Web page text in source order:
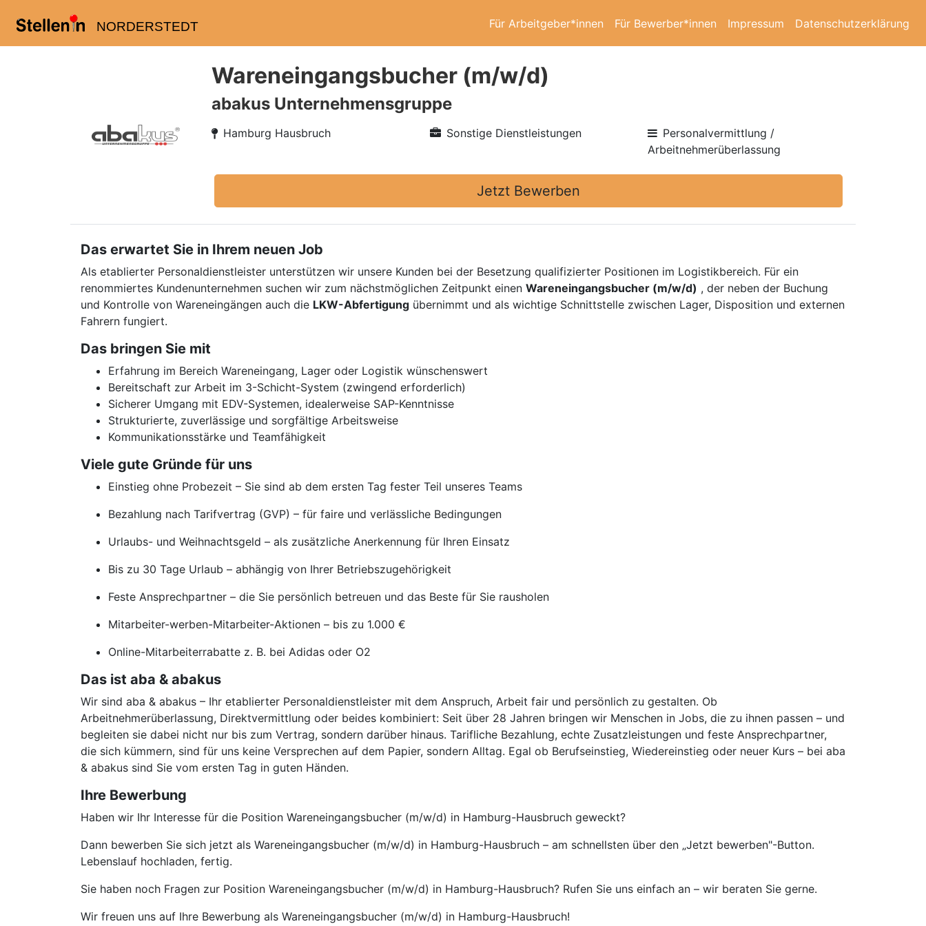
NORDERSTEDT Für Arbeitgeber*innen Für Bewerber*innen Impressum Datenschutzerklärung
Wareneingangsbucher (m/w/d)
abakus Unternehmensgruppe
Hamburg Hausbruch Sonstige Dienstleistungen
Personalvermittlung /
Arbeitnehmerüberlassung
Jetzt Bewerben
Das erwartet Sie in Ihrem neuen Job
Als etablierter Personaldienstleister unterstützen wir unsere Kunden bei der Besetzung qualifizierter Positionen im Logistikbereich. Für ein
renommiertes Kundenunternehmen suchen wir zum nächstmöglichen Zeitpunkt einen Wareneingangsbucher (m/w/d) , der neben der Buchung
und Kontrolle von Wareneingängen auch die LKW-Abfertigung übernimmt und als wichtige Schnittstelle zwischen Lager, Disposition und externen
Fahrern fungiert.
Das bringen Sie mit
Erfahrung im Bereich Wareneingang, Lager oder Logistik wünschenswert
Bereitschaft zur Arbeit im 3-Schicht-System (zwingend erforderlich)
Sicherer Umgang mit EDV-Systemen, idealerweise SAP-Kenntnisse
Strukturierte, zuverlässige und sorgfältige Arbeitsweise
Kommunikationsstärke und Teamfähigkeit
Viele gute Gründe für uns
Einstieg ohne Probezeit – Sie sind ab dem ersten Tag fester Teil unseres Teams
Bezahlung nach Tarifvertrag (GVP) – für faire und verlässliche Bedingungen
Urlaubs- und Weihnachtsgeld – als zusätzliche Anerkennung für Ihren Einsatz
Bis zu 30 Tage Urlaub – abhängig von Ihrer Betriebszugehörigkeit
Feste Ansprechpartner – die Sie persönlich betreuen und das Beste für Sie rausholen
Mitarbeiter-werben-Mitarbeiter-Aktionen – bis zu 1.000 €
Online-Mitarbeiterrabatte z. B. bei Adidas oder O2
Das ist aba & abakus
Wir sind aba & abakus – Ihr etablierter Personaldienstleister mit dem Anspruch, Arbeit fair und persönlich zu gestalten. Ob
Arbeitnehmerüberlassung, Direktvermittlung oder beides kombiniert: Seit über 28 Jahren bringen wir Menschen in Jobs, die zu ihnen passen – und
begleiten sie dabei nicht nur bis zum Vertrag, sondern darüber hinaus. Tarifliche Bezahlung, echte Zusatzleistungen und feste Ansprechpartner,
die sich kümmern, sind für uns keine Versprechen auf dem Papier, sondern Alltag. Egal ob Berufseinstieg, Wiedereinstieg oder neuer Kurs – bei aba
& abakus sind Sie vom ersten Tag in guten Händen.
Ihre Bewerbung
Haben wir Ihr Interesse für die Position Wareneingangsbucher (m/w/d) in Hamburg-Hausbruch geweckt?
Dann bewerben Sie sich jetzt als Wareneingangsbucher (m/w/d) in Hamburg-Hausbruch – am schnellsten über den „Jetzt bewerben"-Button.
Lebenslauf hochladen, fertig.
Sie haben noch Fragen zur Position Wareneingangsbucher (m/w/d) in Hamburg-Hausbruch? Rufen Sie uns einfach an – wir beraten Sie gerne.
Wir freuen uns auf Ihre Bewerbung als Wareneingangsbucher (m/w/d) in Hamburg-Hausbruch!